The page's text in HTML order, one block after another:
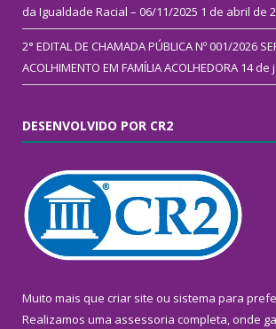
da Igualdade Racial – 06/11/2025 1 de abril de
2° EDITAL DE CHAMADA PÚBLICA Nº 001/2026
ACOLHIMENTO EM FAMÍLIA ACOLHEDORA 14 de
DESENVOLVIDO POR CR2
Muito mais que criar site ou sistema para
Realizamos uma assessoria completa, onde